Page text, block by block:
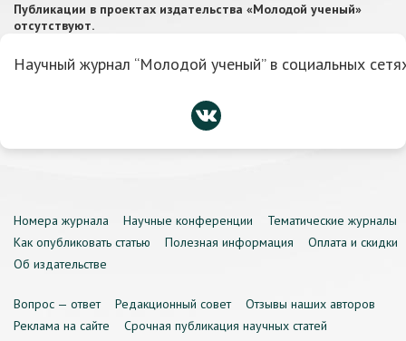
Публикации в проектах издательства «Молодой ученый»
отсутствуют.
Научный журнал “Молодой ученый” в социальных
Номера журнала Научные конференции
Тематические журналы
Как опубликовать статью
Полезная информация
Оплата и скидки
Об издательстве
Вопрос — ответ Редакционный совет
Отзывы наших авторов
Реклама на сайте
Срочная публикация научных статей